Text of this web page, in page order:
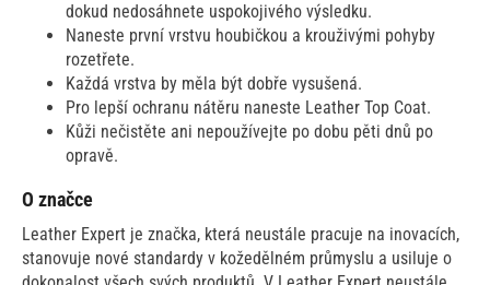
dokud nedosáhnete uspokojivého výsledku.
Naneste první vrstvu houbičkou a krouživými pohyby
rozetřete.
Každá vrstva by měla být dobře vysušená.
Pro lepší ochranu nátěru naneste Leather Top Coat.
Kůži nečistěte ani nepoužívejte po dobu pěti dnů po
opravě.
O značce
Leather Expert je značka, která neustále pracuje na inovacích,
stanovuje nové standardy v kožedělném průmyslu a usiluje o